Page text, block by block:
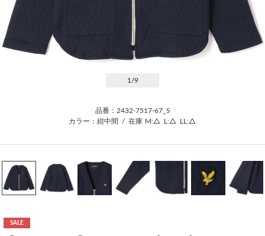
1 /9
品番：2432-7517-67_S
カラー：紺中間
/ 在庫 M:△ L:△ LL:△
SALE